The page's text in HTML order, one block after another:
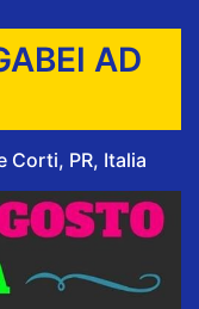
AD
Corti, PR, Italia